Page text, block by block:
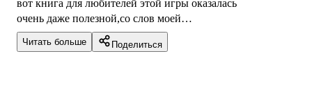
вот книга для любителей этой игры оказалась
очень даже полезной,со слов моей
дочки,которая играет в эту ерунду. Ин...
Читать больше Поделиться